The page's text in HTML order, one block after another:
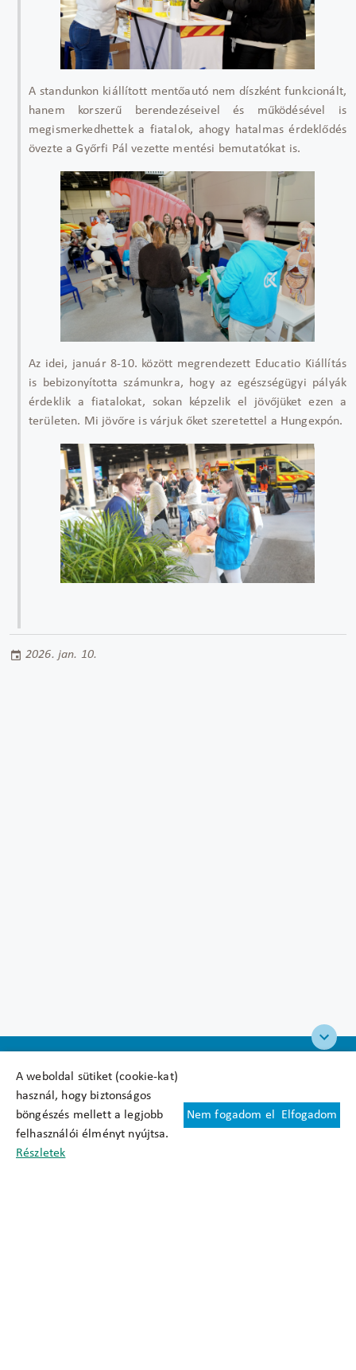
A weboldal sütiket (cookie-kat)
használ, hogy biztonságos
böngészés mellett a legjobb
felhasználói élményt nyújtsa.
Részletek
Nem fogadom el Elfogadom
A standunkon kiállított mentőautó nem díszként funkcionált,
hanem korszerű berendezéseivel és működésével is
megismerkedhettek a fiatalok, ahogy hatalmas érdeklődés
övezte a Győrfi Pál vezette mentési bemutatókat is.
Az idei, január 8-10. között megrendezett Educatio Kiállítás
is bebizonyította számunkra, hogy az egészségügyi pályák
érdeklik a fiatalokat, sokan képzelik el jövőjüket ezen a
területen. Mi jövőre is várjuk őket szeretettel a Hungexpón.
2026. jan. 10.
Felhasználási feltételek